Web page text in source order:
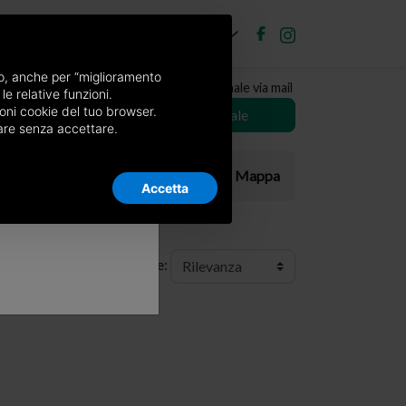
Ricevi copia del giornale via mail
Scegli giornale
Elenco Mappa
Ordine:
anche per “miglioramento
relative funzioni.
cookie del tuo browser.
senza accettare.
Accetta